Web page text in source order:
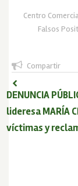
Centro
Falsos
Compartir
DENUNCIA
lideresa MARÍA
víctimas y